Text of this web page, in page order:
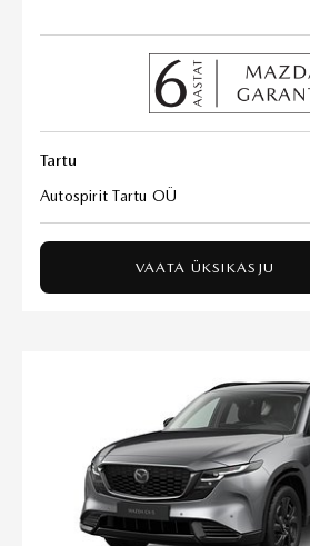
Tartu
Autospirit Tartu OÜ
VAATA ÜKSIKASJU